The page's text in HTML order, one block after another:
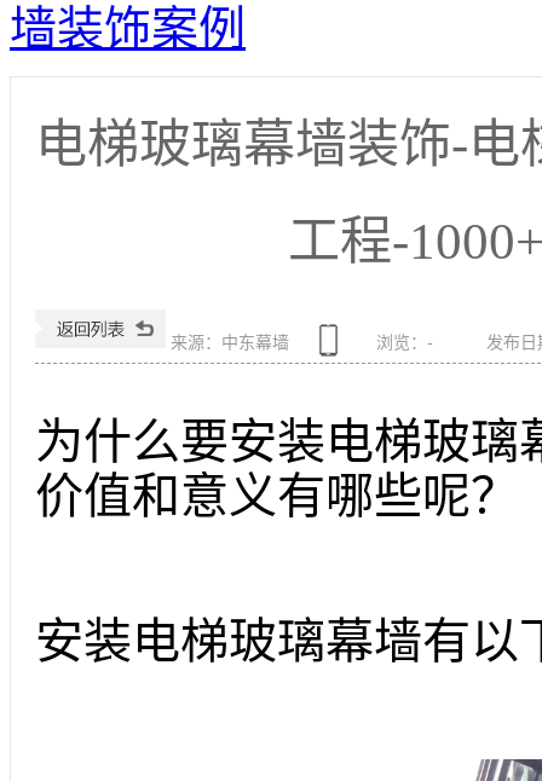
墙装饰案例
电梯玻璃幕墙装饰-
工程-
来源：中东幕墙 浏览： - 发布日
为什么要安装电梯玻
价值和意义有哪些呢？
安装电梯玻璃幕墙有